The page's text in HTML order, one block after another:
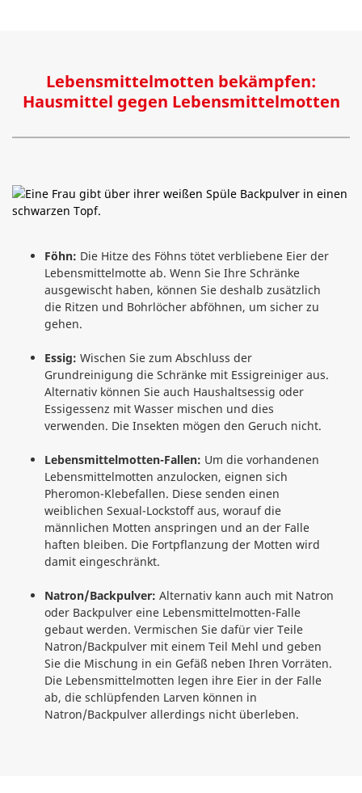
Lebensmittelmotten bekämpfen:
Hausmittel gegen Lebensmittelmotten
Föhn: Die Hitze des Föhns tötet verbliebene Eier der
Lebensmittelmotte ab. Wenn Sie Ihre Schränke
ausgewischt haben, können Sie deshalb zusätzlich
die Ritzen und Bohrlöcher abföhnen, um sicher zu
gehen.
Essig: Wischen Sie zum Abschluss der
Grundreinigung die Schränke mit Essigreiniger aus.
Alternativ können Sie auch Haushaltsessig oder
Essigessenz mit Wasser mischen und dies
verwenden. Die Insekten mögen den Geruch nicht.
Lebensmittelmotten-Fallen: Um die vorhandenen
Lebensmittelmotten anzulocken, eignen sich
Pheromon-Klebefallen. Diese senden einen
weiblichen Sexual-Lockstoff aus, worauf die
männlichen Motten anspringen und an der Falle
haften bleiben. Die Fortpflanzung der Motten wird
damit eingeschränkt.
Natron/Backpulver: Alternativ kann auch mit Natron
oder Backpulver eine Lebensmittelmotten-Falle
gebaut werden. Vermischen Sie dafür vier Teile
Natron/Backpulver mit einem Teil Mehl und geben
Sie die Mischung in ein Gefäß neben Ihren Vorräten.
Die Lebensmittelmotten legen ihre Eier in der Falle
ab, die schlüpfenden Larven können in
Natron/Backpulver allerdings nicht überleben.